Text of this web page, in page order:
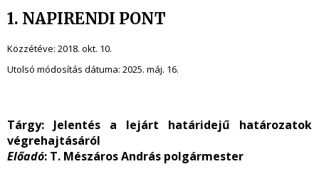
1. NAPIRENDI PONT
Közzétéve: 2018. okt. 10.
Utolsó módosítás dátuma: 2025. máj. 16.
Tárgy: Jelentés a lejárt határidejű határozatok
végrehajtásáról
Előadó: T. Mészáros András polgármester